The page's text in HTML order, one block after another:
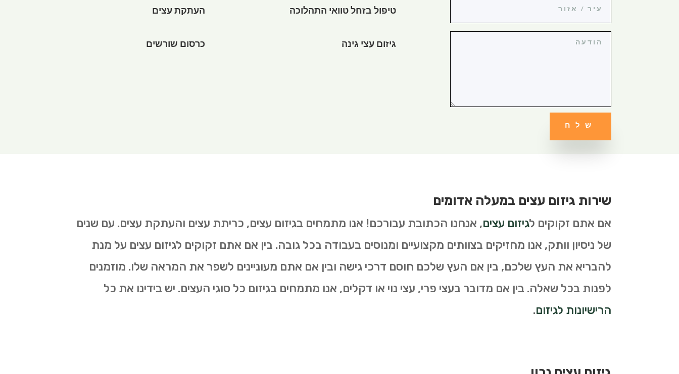
העתקת עצים
כרסום שורשים
טיפול בזחל טוואי התהלוכה
גיזום עצי גינה
שלח
שירות גיזום עצים במעלה אדומים
אם אתם זקוקים לגיזום עצים, אנחנו הכתובת עבורכם! אנו מתמחים בגיזום עצים, כריתת עצים והעתקת עצים. עם שנים
של ניסיון וותק, אנו מחזיקים בצוותים מקצועיים ומנוסים בעבודה בכל גובה. בין אם אתם זקוקים לגיזום עצים על מנת
להבריא את העץ שלכם, בין אם העץ שלכם חוסם דרכי גישה ובין אם אתם מעוניינים לשפר את המראה שלו. מוזמנים
לפנות בכל שאלה. בין אם מדובר בעצי פרי, עצי נוי או דקלים, אנו מתמחים בגיזום כל סוגי העצים. יש בידינו את כל
הרישיונות לגיזום.